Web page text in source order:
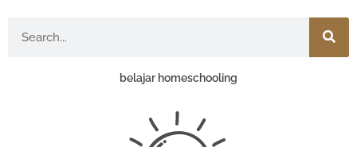
belajar homeschooling